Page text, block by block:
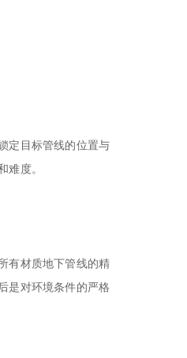
定目标管线的位置与
难度。
有材质地下管线的精
是对环境条件的严格